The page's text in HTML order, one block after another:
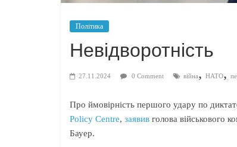
Політика
Невідворотність
27.11.2024 0 Comment війна, НАТО,
Про ймовірність першого удару по
Policy Centre, заявив голова військового
Бауер.